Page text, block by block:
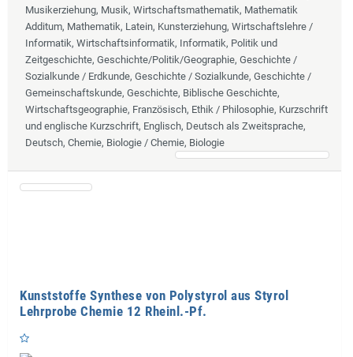
Musikerziehung, Musik, Wirtschaftsmathematik, Mathematik
Additum, Mathematik, Latein, Kunsterziehung, Wirtschaftslehre /
Informatik, Wirtschaftsinformatik, Informatik, Politik und
Zeitgeschichte, Geschichte/Politik/Geographie, Geschichte /
Sozialkunde / Erdkunde, Geschichte / Sozialkunde, Geschichte /
Gemeinschaftskunde, Geschichte, Biblische Geschichte,
Wirtschaftsgeographie, Französisch, Ethik / Philosophie, Kurzschrift
und englische Kurzschrift, Englisch, Deutsch als Zweitsprache,
Deutsch, Chemie, Biologie / Chemie, Biologie
Kunststoffe Synthese von Polystyrol aus Styrol
Lehrprobe Chemie 12 Rheinl.-Pf.